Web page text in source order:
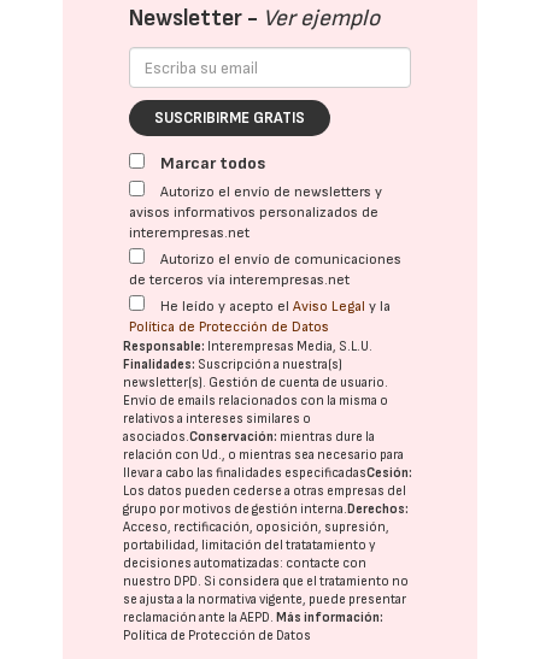
Newsletter - Ver ejemplo
SUSCRIBIRME GRATIS
Marcar todos
Autorizo el envío de newsletters y
avisos informativos personalizados de
interempresas.net
Autorizo el envío de comunicaciones
de terceros vía interempresas.net
He leído y acepto elAviso Legal y la
Política de Protección de Datos
Responsable: Interempresas Media, S.L.U.
Finalidades: Suscripción a nuestra(s)
newsletter(s). Gestión de cuenta de usuario.
Envío de emails relacionados con la misma o
relativos a intereses similares o
asociados.Conservación: mientras dure la
relación con Ud., o mientras sea necesario para
llevar a cabo las finalidades especificadasCesión:
Los datos pueden cederse a otras empresas del
grupo por motivos de gestión interna. Derechos:
Acceso, rectificación, oposición, supresión,
portabilidad, limitación del tratatamiento y
decisiones automatizadas: contacte con
nuestro DPD. Si considera que el tratamiento no
se ajusta a la normativa vigente, puede presentar
reclamación ante laAEPD. Más información:
Política de Protección de Datos